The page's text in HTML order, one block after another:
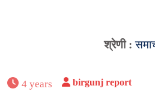
श्रेणी :
4 years birgunj report